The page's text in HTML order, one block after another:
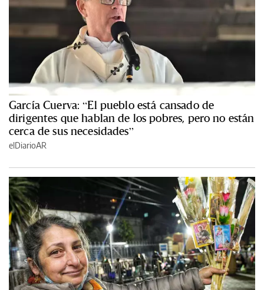
García Cuerva: “El pueblo está cansado de
dirigentes que hablan de los pobres, pero no están
cerca de sus necesidades”
elDiarioAR